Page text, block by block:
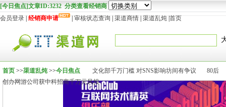
[今日焦点]文章ID:3232 分类查看经销商
会员登录 经销商申请 审核状态查询 渠道商情 渠道乱炖 首页
首页 >>渠道乱炖>>今日焦点 文化部千万门槛 对SNS影响坊间有争议
80后
创办网游公司获中科招商千万元风投